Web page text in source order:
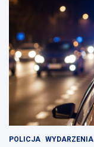
POLICJA WYDARZENIA